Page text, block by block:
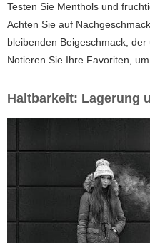
Testen Sie Menthols und
Achten Sie auf
bleibenden Beigeschmack,
Notieren Sie Ihre Favoriten,
Haltbarkeit: Lagerung